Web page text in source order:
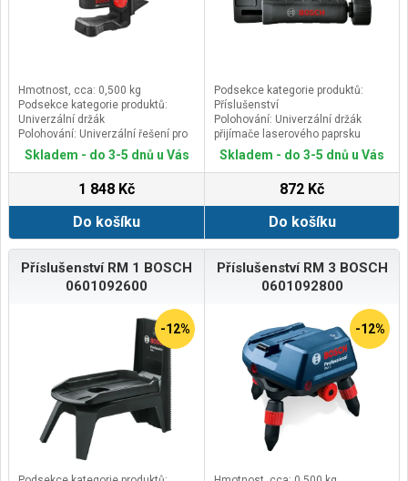
Hmotnost, cca: 0,500 kg
Podsekce kategorie produktů:
Univerzální držák
Polohování: Univerzální řešení pro
čárový a bodový laser
Výhody pro uživatele vč.
přestavení s aretací pro bezpečné
a přesné vyrovnání
Skladem - do 3-5 dnů u Vás
1 848 Kč
Do košíku
Podsekce kategorie produktů:
Příslušenství
Polohování: Univerzální držák
přijímače laserového paprsku
Výhody pro uživatele vč.
přesvědčivých důkazů:
Skladem - do 3-5 dnů u Vás
872 Kč
Do košíku
Příslušenství RM 1 BOSCH
0601092600
-12%
Příslušenství RM 3 BOSCH
0601092800
-12%